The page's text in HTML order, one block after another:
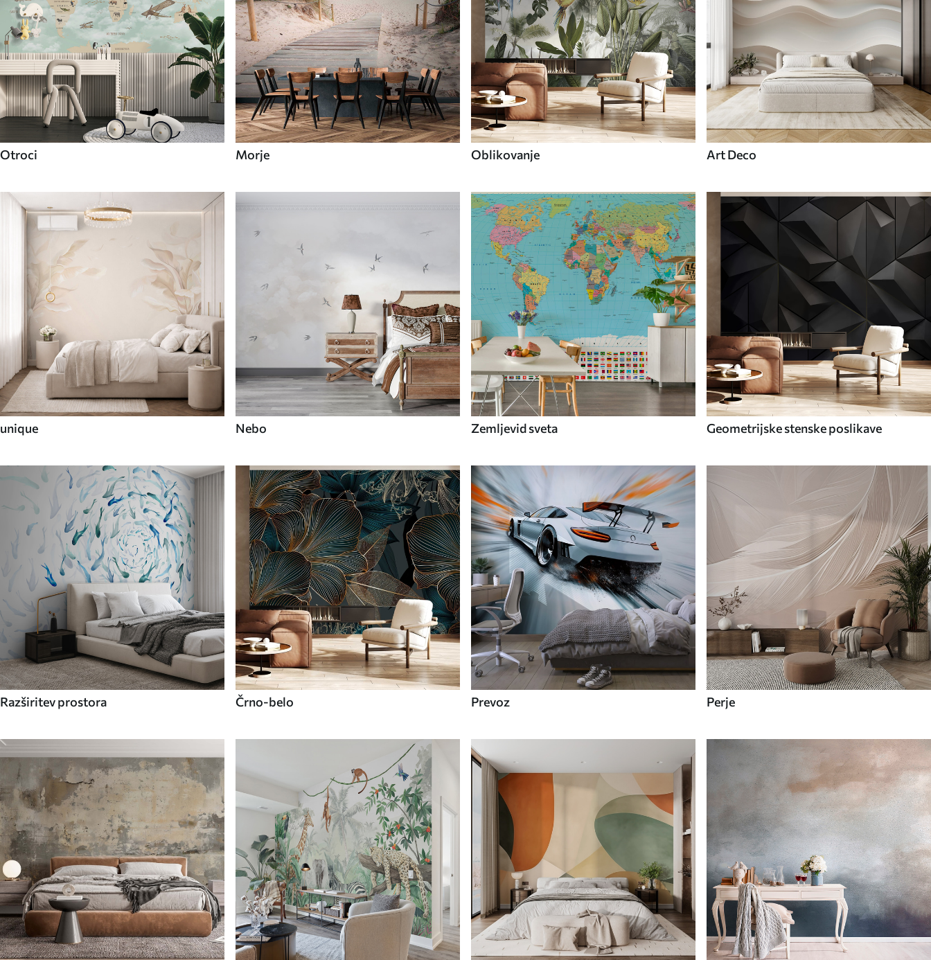
Otroci Morje Oblikovanje Art Deco
unique Nebo Zemljevid sveta Geometrijske stenske poslikave
Razširitev prostora Črno-belo Prevoz Perje